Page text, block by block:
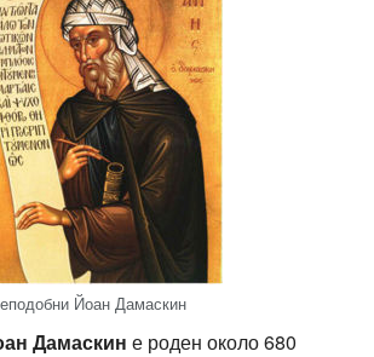
Йоан Дамаскин
Дамаскин е роден около 680